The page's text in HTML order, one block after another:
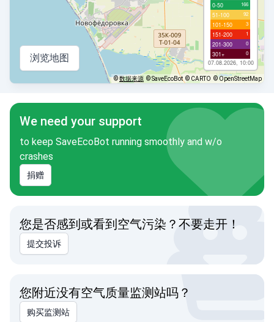
0-50 166
51-100 92
101-150 3
151-200 1
201-300 0
301+ 0
07.08.2026, 10:00
浏览地图
©数据来源 © SaveEcoBot © CARTO © OpenStreetMap
We need your support
to keep SaveEcoBot running smoothly and w/o
crashes
捐赠
您是否感到或看到空气污染？不要走开！
提交投诉
您附近没有空气质量监测站吗？
购买监测站